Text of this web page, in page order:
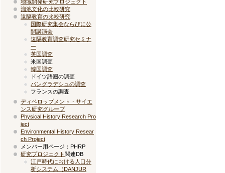
地域開発研究プロジェクト
溜池文化の比較研究
遠隔教育の比較研究
国際研究集会ならびに公
開講演会
遠隔教育調査研究セミナ
ー
英国調査
米国調査
韓国調査
ドイツ語圏の調査
バングラデシュの調査
フランスの調査
ディベロップメント・サイエ
ンス研究グループ
Physical History Research Pro
ject
Environmental History Resear
ch Project
メンバー用ページ：PHRP
研究プロジェクト関連DB
江戸時代における人口分
析システム（DANJUR